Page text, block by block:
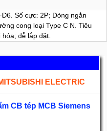
Số cực: 2P; Dòng ngắn
cong loại Type C N. Tiêu
dễ lắp đặt.
ELECTRIC
CB tép MCB Siemens